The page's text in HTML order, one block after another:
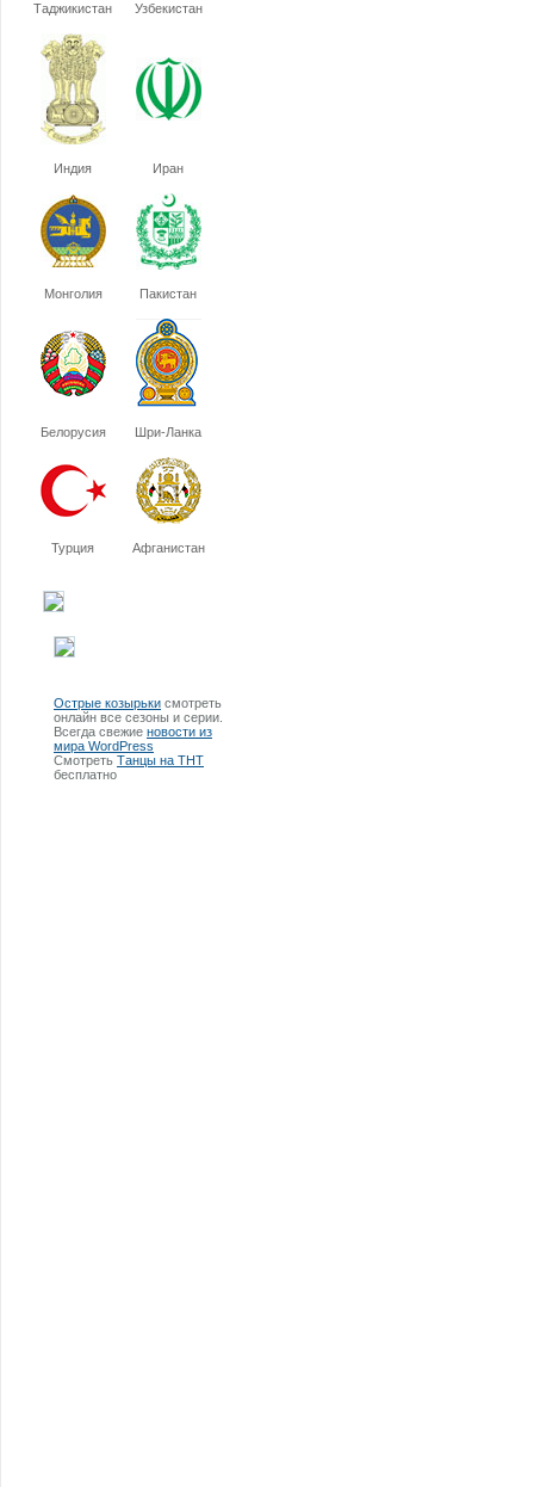
Таджикистан Узбекистан
Индия Иран
Монголия Пакистан
Белорусия Шри-Ланка
Турция Афганистан
Острые козырьки смотреть
онлайн все сезоны и серии.
Всегда свежие новости из
мира WordPress
Смотреть Танцы на ТНТ
бесплатно